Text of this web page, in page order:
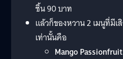
ชิ้น 90 บาท
แล้วก็ของหวาน 2 เมนูที่มีเ
เท่านั้นคือ
Mango